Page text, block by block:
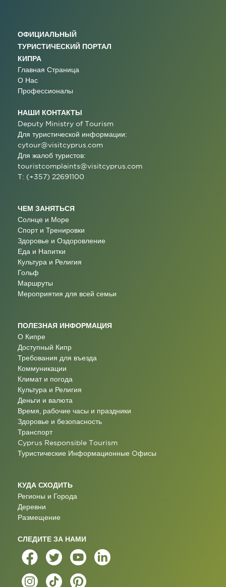
ОФИЦИАЛЬНЫЙ
ТУРИСТИЧЕСКИЙ ПОРТАЛ
КИПРА
Главная Страница
О Нас
Профессионалы
НАШИ КОНТАКТЫ
Deputy Ministry of Tourism
Для туристической информации:
cytour@visitcyprus.com
Для жалоб туристов:
touristcomplaints@visitcyprus.com
T: (+357) 22691100
ЧЕМ ЗАНЯТЬСЯ
Солнце и Море
Спорт и Тренировки
Здоровье и Оздоровление
Еда и Напитки
Культура и Религия
Гольф
Маршруты
Мероприятия для всей семьи
ПОЛЕЗНАЯ ИНФОРМАЦИЯ
О Кипре
Доступный Кипр
Требования для въезда
Коммуникации
Климат и погода
Культура и Религия
Деньги и валюта
Время, рабочие часы и праздники
Здоровье и безопасность
Транспорт
Cyprus Responsible Tourism
Туристические Информационные Oфисы
КУДА СХОДИТЬ
Регионы и Города
Деревни
Размещение
СЛЕДИТЕ ЗА НАМИ